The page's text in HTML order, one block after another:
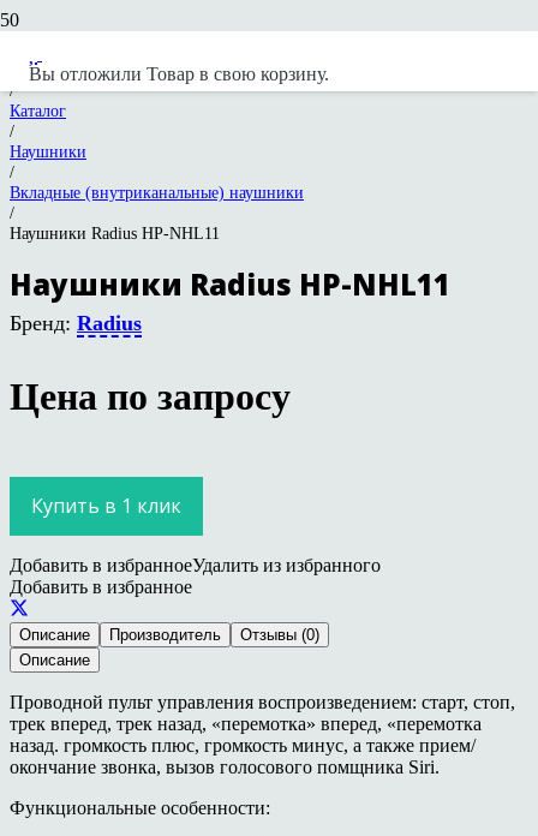
Вы отложили Товар в свою корзину.
NEXT Hi-Fi
/
Каталог
/
Наушники
/
Вкладные (внутриканальные) наушники
/
Наушники Radius HP-NHL11
Наушники Radius HP-NHL11
Бренд: Radius
Цена по запросу
Купить в 1 клик
Добавить в избранноеУдалить из избранного
Добавить в избранное
Описание Производитель
Отзывы (0)
Описание
Проводной пульт управления воспроизведением: старт, стоп,
трек вперед, трек назад, «перемотка» вперед, «перемотка
назад. громкость плюс, громкость минус, а также прием/
окончание звонка, вызов голосового помщника Siri.
Функциональные особенности: